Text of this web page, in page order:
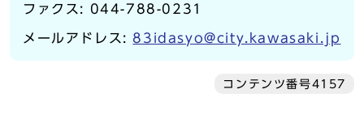
ファクス: 044-788-0231
メールアドレス:83idasyo@city.kawasaki.jp
コンテンツ番号4157